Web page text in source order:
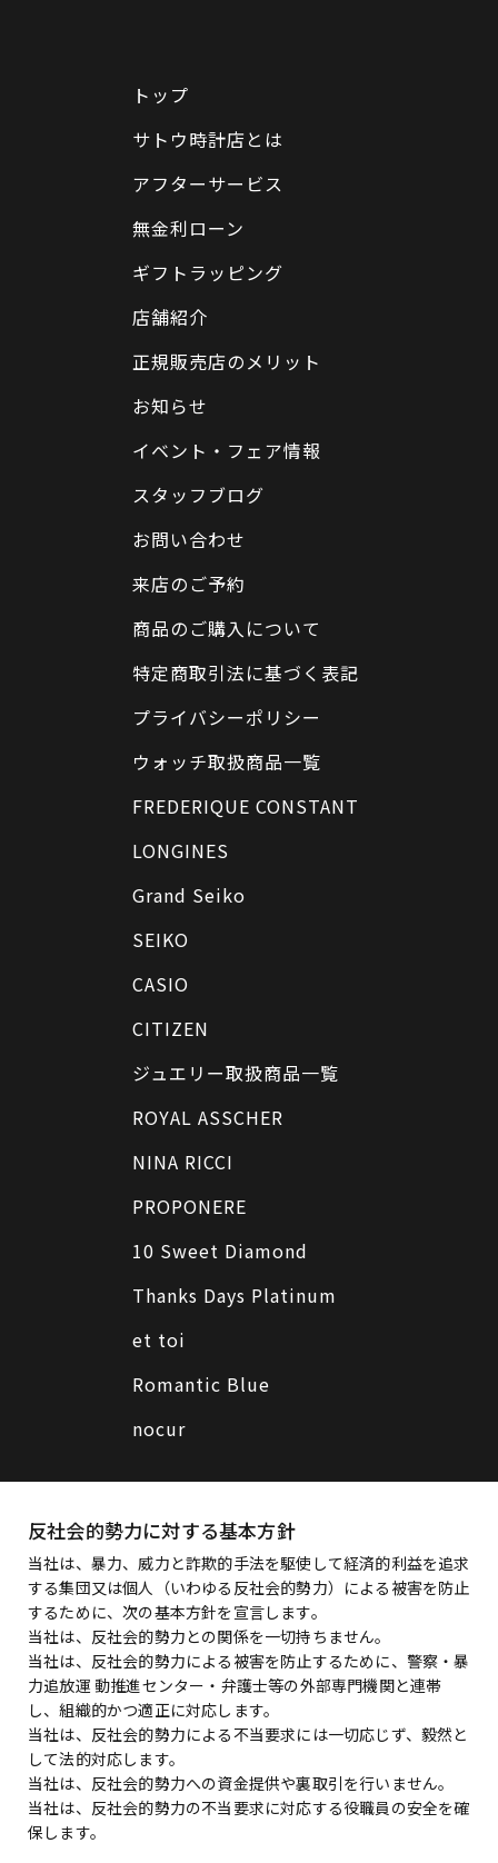
トップ
サトウ時計店とは
アフターサービス
無金利ローン
ギフトラッピング
店舗紹介
正規販売店のメリット
お知らせ
イベント・フェア情報
スタッフブログ
お問い合わせ
来店のご予約
商品のご購入について
特定商取引法に基づく表記
プライバシーポリシー
ウォッチ取扱商品一覧
FREDERIQUE CONSTANT
LONGINES
Grand Seiko
SEIKO
CASIO
CITIZEN
ジュエリー取扱商品一覧
ROYAL ASSCHER
NINA RICCI
PROPONERE
10 Sweet Diamond
Thanks Days Platinum
et toi
Romantic Blue
nocur
反社会的勢力に対する基本方針
当社は、暴力、威力と詐欺的手法を駆使して経済的利益を追求
する集団又は個人（いわゆる反社会的勢力）による被害を防止
するために、次の基本方針を宣言します。
当社は、反社会的勢力との関係を一切持ちません。
当社は、反社会的勢力による被害を防止するために、警察・暴
力追放運 動推進センター・弁護士等の外部専門機関と連帯
し、組織的かつ適正に対応します。
当社は、反社会的勢力による不当要求には一切応じず、毅然と
して法的対応します。
当社は、反社会的勢力への資金提供や裏取引を行いません。
当社は、反社会的勢力の不当要求に対応する役職員の安全を確
保します。